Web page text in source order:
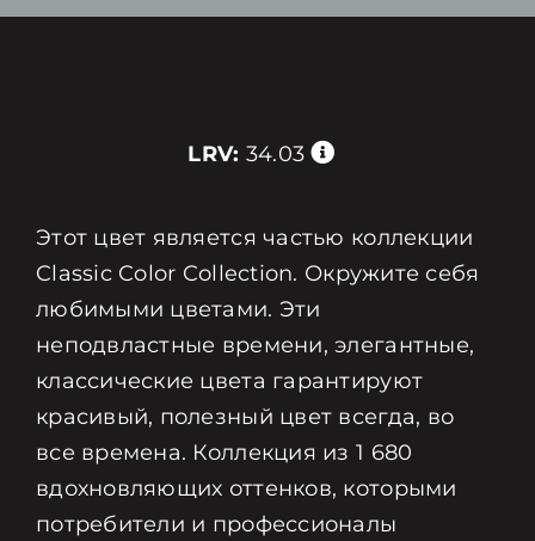
LRV: 34.03
Этот цвет является частью коллекции
Classic Color Collection. Окружите себя
любимыми цветами. Эти
неподвластные времени, элегантные,
классические цвета гарантируют
красивый, полезный цвет всегда, во
все времена. Коллекция из 1 680
вдохновляющих оттенков, которыми
потребители и профессионалы